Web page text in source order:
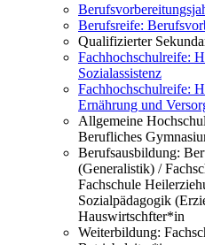
Berufsreife:
Qualifizierter
Fachhochschulreife:
Sozialassistenz
Fachhochschulreife:
Ernährung und
Allgemeine
Berufliches
Berufsausbildung:
(Generalistik) /
Fachschule
Sozialpädagogik
Hauswirtschfter*in
Weiterbildung: